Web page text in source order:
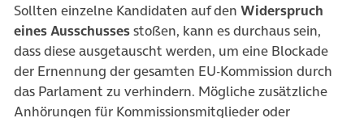
Sollten einzelne Kandidaten auf den Widerspruch
eines Ausschussesstoßen, kann es durchaus sein,
dass diese ausgetauscht werden, um eine Blockade
der Ernennung der gesamten EU-Kommission durch
das Parlament zu verhindern. Mögliche zusätzliche
Anhörungen für Kommissionsmitglieder oder